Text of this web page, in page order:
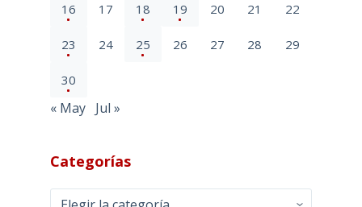
16 17 18 19 20 21 22
23 24 25 26 27 28 29
30
« May Jul »
Categorías
Categorías